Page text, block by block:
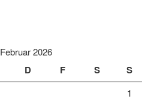
Februar 2026
D F S S
1